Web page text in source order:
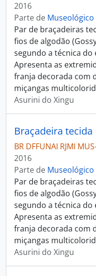
2016
Parte de Museológico
Par de braçadeiras
fios de algodão
segundo a técnica
Apresenta as
franja decorada com
miçangas
Asurini do Xingu
Braçadeira tecida
BR DFFUNAI RJMI
2016
Parte de Museológico
Par de braçadeiras
fios de algodão
segundo a técnica
Apresenta as
franja decorada com
miçangas
Asurini do Xingu